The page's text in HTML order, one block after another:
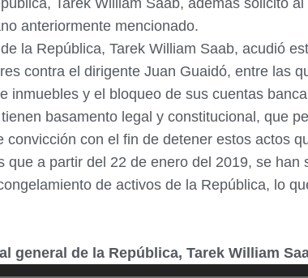
anteriormente mencionado.
la República, Tarek William Saab, acudió
contra el dirigente Juan Guaidó, entre las
inmuebles y el bloqueo de sus cuentas
basamento legal y constitucional, que
convicción con el fin de detener estos actos
que a partir del 22 de enero del 2019, se
de activos de la República, lo
general de la República, Tarek William